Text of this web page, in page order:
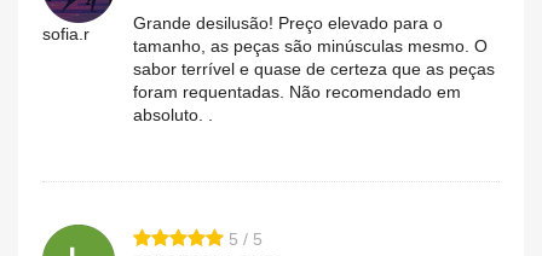
sofia.r
Grande desilusão! Preço elevado para o
tamanho, as peças são minúsculas mesmo. O
sabor terrível e quase de certeza que as peças
foram requentadas. Não recomendado em
absoluto. .
5 / 5